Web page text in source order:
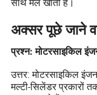
अक्सर पूछे जाने
प्रश्न: मोटरसाइकिल
उत्तर: मोटरसाइकिल
मल्टी-सिलेंडर प्रकारों